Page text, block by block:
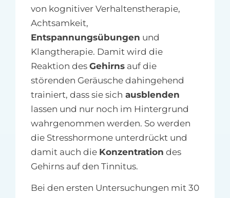
von kognitiver Verhaltenstherapie,
Achtsamkeit,
Entspannungsübungen und
Klangtherapie. Damit wird die
Reaktion des Gehirnsauf die
störenden Geräusche dahingehend
trainiert, dass sie sich ausblenden
lassen und nur noch im Hintergrund
wahrgenommen werden. So werden
die Stresshormone unterdrückt und
damit auch die Konzentration des
Gehirns auf den Tinnitus.
Bei den ersten Untersuchungen mit 30